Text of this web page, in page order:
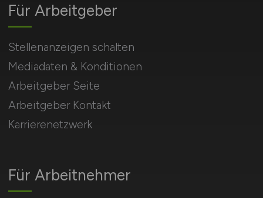
Für Arbeitnehmer
Für Arbeitgeber
Stellenanzeigen schalten
Mediadaten & Konditionen
Arbeitgeber Seite
Arbeitgeber Kontakt
Karrierenetzwerk